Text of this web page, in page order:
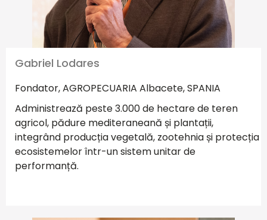
Gabriel Lodares
Fondator, AGROPECUARIA Albacete, SPANIA
Administrează peste 3.000 de hectare de teren
agricol, pădure mediteraneană și plantații,
integrând producția vegetală, zootehnia și protecția
ecosistemelor într-un sistem unitar de
performanță.